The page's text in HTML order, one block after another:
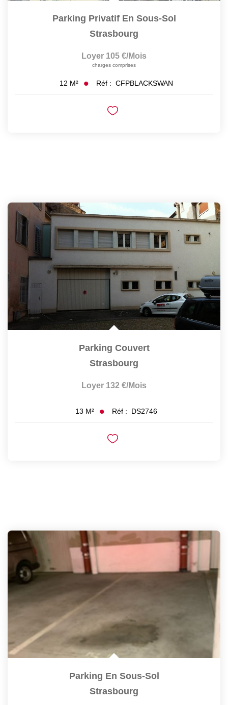
Parking Privatif En Sous-Sol
Strasbourg
Loyer 105 €/mois
charges comprises
12 M² Réf : CFPBLACKSWAN
Parking Couvert
Strasbourg
Loyer 132 €/mois
13 M² Réf : DS2746
Parking En Sous-Sol
Strasbourg